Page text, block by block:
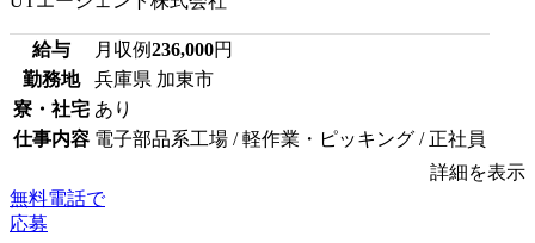
給与 月収例236,000円
勤務地
兵庫県 加東市
寮・社宅 あり
仕事内容 電子部品系工場 / 軽作業・ピッキング / 正社員
詳細を表示
無料電話で
応募